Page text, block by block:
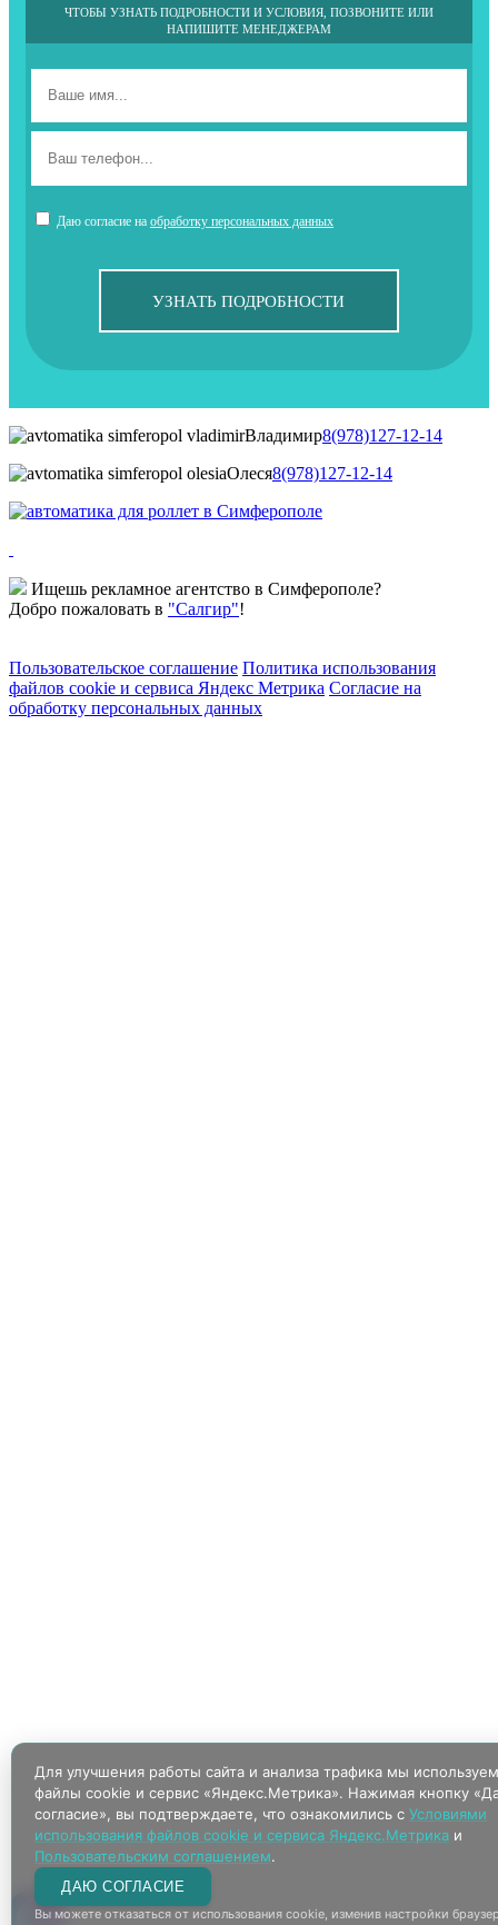
ЧТОБЫ УЗНАТЬ ПОДРОБНОСТИ И УСЛОВИЯ, ПОЗВОНИТЕ ИЛИ
НАПИШИТЕ МЕНЕДЖЕРАМ
Даю согласие наобработку персональных данных
УЗНАТЬ ПОДРОБНОСТИ
Владимир8(978)127-12-14
Олеся8(978)127-12-14
Ищешь рекламное агентство в Симферополе?
Добро пожаловать в "Салгир"!
Пользовательское соглашение Политика использования
файлов cookie и сервиса Яндекс Метрика Согласие на
обработку персональных данных
Для улучшения работы сайта и анализа трафика мы используем
файлы cookie и сервис «Яндекс.Метрика». Нажимая кнопку
согласие», вы подтверждаете, что ознакомились с Условиями
использования файлов cookie и сервиса Яндекс.Метрика и
Пользовательским соглашением.
ДАЮ СОГЛАСИЕ
Вы можете отказаться от использования cookie, изменив настройки